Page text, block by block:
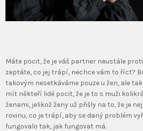
Máte pocit, že je váš partner neustále
zeptáte, co jej trápí, nechce vám to říct?
takovým nesetkáváme pouze u žen, ale
mít někteří lidé pocit, že je to s muži
ženami, jelikož ženy už přišly na to, že je
rovinu, co je trápí, aby se daný problém
fungovalo tak, jak fungovat má.